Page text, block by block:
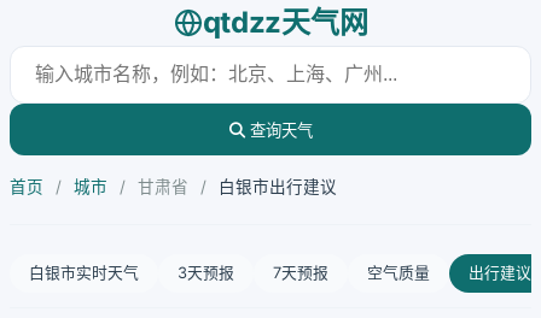
qtdzz天气网
查询天气
首页 / 城市 / 甘肃省 / 白银市出行建议
白银市实时天气 3天预报 7天预报 空气质量 出行建议